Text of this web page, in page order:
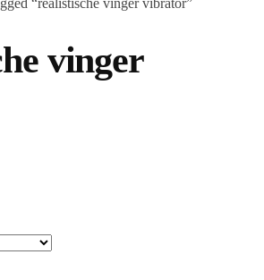
“realistische vinger vibrator”
vinger